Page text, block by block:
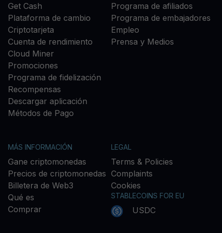
Get Cash
Plataforma de cambio
Criptotarjeta
Cuenta de rendimiento
Cloud Miner
Promociones
Programa de fidelización
Recompensas
Descargar aplicación
Métodos de Pago
Programa de afiliados
Programa de embajadores
Empleo
Prensa y Medios
MÁS INFORMACIÓN
Gane criptomonedas
Precios de criptomonedas
Billetera de Web3
Qué es
Comprar
LEGAL
Terms & Policies
Complaints
Cookies
STABLECOINS FOR EU
USDC